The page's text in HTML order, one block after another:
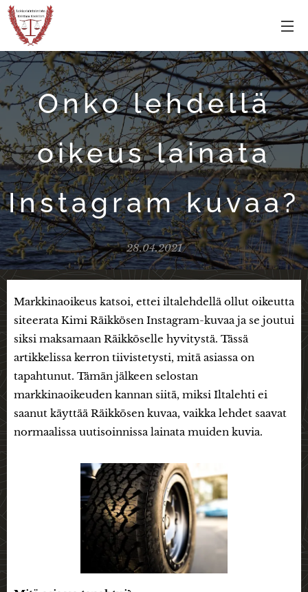
Onko lehdellä
oikeus lainata
Instagram kuvaa?
28.04.2021
Markkinaoikeus katsoi, ettei iltalehdellä ollut oikeutta
siteerata Kimi Räikkösen Instagram-kuvaa ja se joutui
siksi maksamaan Räikköselle hyvitystä. Tässä
artikkelissa kerron tiivistetysti, mitä asiassa on
tapahtunut. Tämän jälkeen selostan
markkinaoikeuden kannan siitä, miksi Iltalehti ei
saanut käyttää Räikkösen kuvaa, vaikka lehdet saavat
normaalissa uutisoinnissa lainata muiden kuvia.